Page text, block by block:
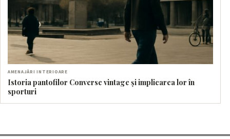
AMENAJĂRI INTERIOARE
Istoria pantofilor Converse vintage și implicarea lor în
sporturi